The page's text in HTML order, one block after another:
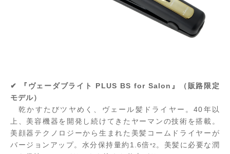
✔ 『ヴェーダブライト PLUS BS for Salon』（販路限定
モデル）
乾かすたびツヤめく、ヴェール髪ドライヤー。40年以
上、美容機器を開発し続けてきたヤーマンの技術を搭載。
美顔器テクノロジーから生まれた美髪コームドライヤーが
バージョンアップ。水分保持量約1.6倍*2 。美髪に必要な潤